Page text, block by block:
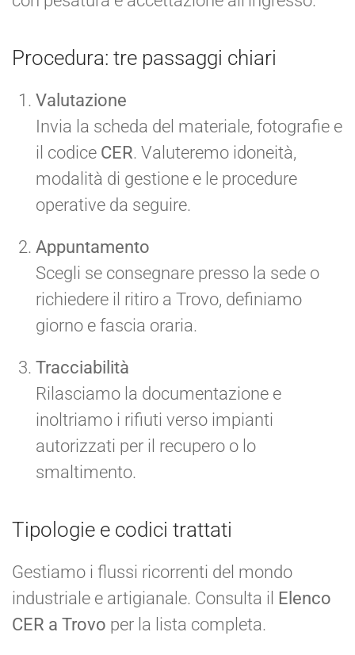
Procedura: tre passaggi chiari
Valutazione
Invia la scheda del materiale, fotografie e
il codice CER. Valuteremo idoneità,
modalità di gestione e le procedure
operative da seguire.
Appuntamento
Scegli se consegnare presso la sede o
richiedere il ritiro a Trovo, definiamo
giorno e fascia oraria.
Tracciabilità
Rilasciamo la documentazione e
inoltriamo i rifiuti verso impianti
autorizzati per il recupero o lo
smaltimento.
Tipologie e codici trattati
Gestiamo i flussi ricorrenti del mondo
industriale e artigianale. Consulta il Elenco
CER a Trovo per la lista completa.